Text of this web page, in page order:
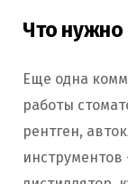
Что
Еще одна
работы
рентген,